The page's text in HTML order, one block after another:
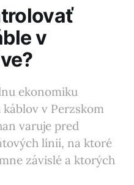
v
ekonomiku
v Perzskom
varuje pred
línií, na ktoré
závislé a ktorých